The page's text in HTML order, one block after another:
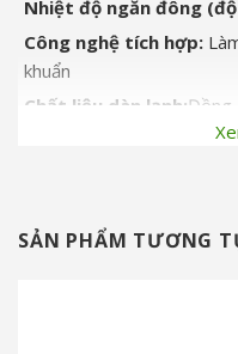
Nhiệt độ ngăn đông (độ
Công nghệ tích hợp:
khuẩn
Chất liệu dàn lạnh:Đồng
Nhôm
Tiện ích:Nút điều chỉnh
SẢN PHẨM TƯƠNG